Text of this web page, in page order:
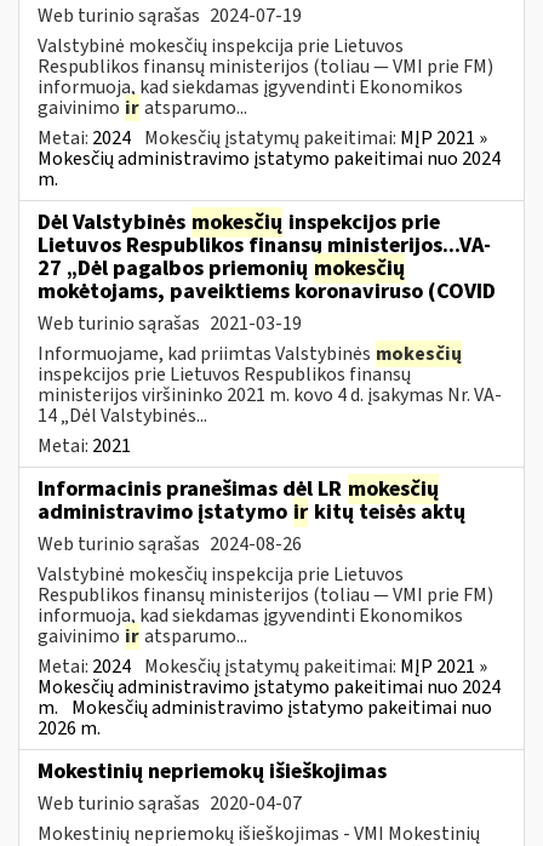
Web turinio sąrašas 2024-07-19
Valstybinė mokesčių inspekcija prie Lietuvos
Respublikos finansų ministerijos (toliau — VMI prie FM)
informuoja, kad siekdamas įgyvendinti Ekonomikos
gaivinimo iratsparumo...
Metai: 2024 Mokesčių įstatymų pakeitimai: MĮP 2021 »
Mokesčių administravimo įstatymo pakeitimai nuo 2024
m.
Dėl Valstybinės mokesčių inspekcijos prie
Lietuvos Respublikos finansų ministerijos...VA-
27 „Dėl pagalbos priemonių mokesčių
mokėtojams, paveiktiems koronaviruso (COVID
Web turinio sąrašas 2021-03-19
Informuojame, kad priimtas Valstybinės mokesčių
inspekcijos prie Lietuvos Respublikos finansų
ministerijos viršininko 2021 m. kovo 4 d. įsakymas Nr. VA-
14 „Dėl Valstybinės...
Metai: 2021
Informacinis pranešimas dėl LR mokesčių
administravimo įstatymo ir kitų teisės aktų
Web turinio sąrašas 2024-08-26
Valstybinė mokesčių inspekcija prie Lietuvos
Respublikos finansų ministerijos (toliau — VMI prie FM)
informuoja, kad siekdamas įgyvendinti Ekonomikos
gaivinimo iratsparumo...
Metai: 2024 Mokesčių įstatymų pakeitimai: MĮP 2021 »
Mokesčių administravimo įstatymo pakeitimai nuo 2024
m. Mokesčių administravimo įstatymo pakeitimai nuo
2026 m.
Mokestinių nepriemokų išieškojimas
Web turinio sąrašas 2020-04-07
Mokestinių nepriemokų išieškojimas - VMI Mokestinių